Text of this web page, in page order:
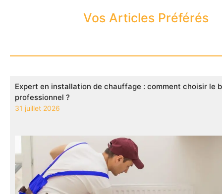
Vos Articles Préférés
Expert en installation de chauffage : comment choisir le
professionnel ?
31 juillet 2026